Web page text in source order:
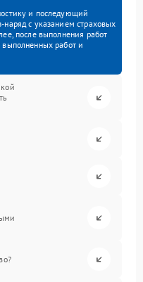
и последующий
наряд с указанием страховых
после выполнения работ
работ и